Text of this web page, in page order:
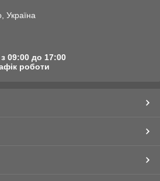
Україна
09:00 до 17:00
роботи